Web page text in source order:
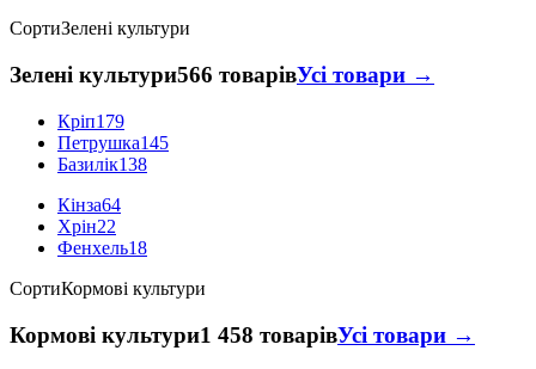
СортиЗелені культури
Зелені культури566 товарівУсі товари →
Кріп179
Петрушка145
Базилік138
Кінза64
Хрін22
Фенхель18
СортиКормові культури
Кормові культури1 458 товарівУсі товари →